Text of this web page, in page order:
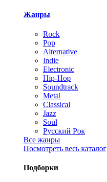
Жанры
Rock
Pop
Alternative
Indie
Electronic
Hip-Hop
Soundtrack
Metal
Classical
Jazz
Soul
Русский Рок
Все жанры
Посмотреть весь каталог
Подборки